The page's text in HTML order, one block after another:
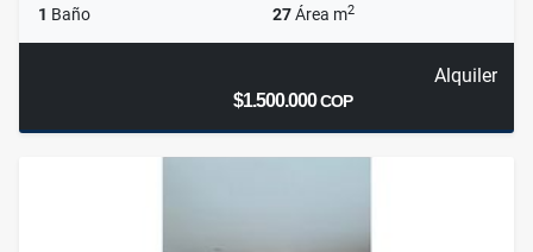
1 Baño 27Área m2
Alquiler
$1.500.000COP